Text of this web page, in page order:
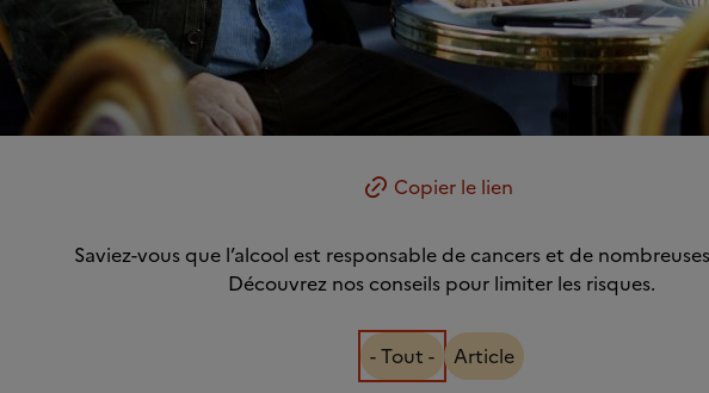
Copier le lien
Saviez-vous que l’alcool est responsable de cancers et de
Découvrez nos conseils pour limiter les risques.
- Tout - Article